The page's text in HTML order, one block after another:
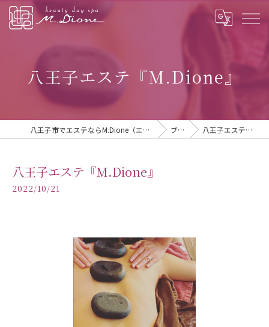
八王子エステ『M.Dione』
八王子市でエステならM.Dione（エム.ディオーネ） 八王子 ブログ 八王子エステ『M.Dione』
八王子エステ『M.Dione』
2022/10/21